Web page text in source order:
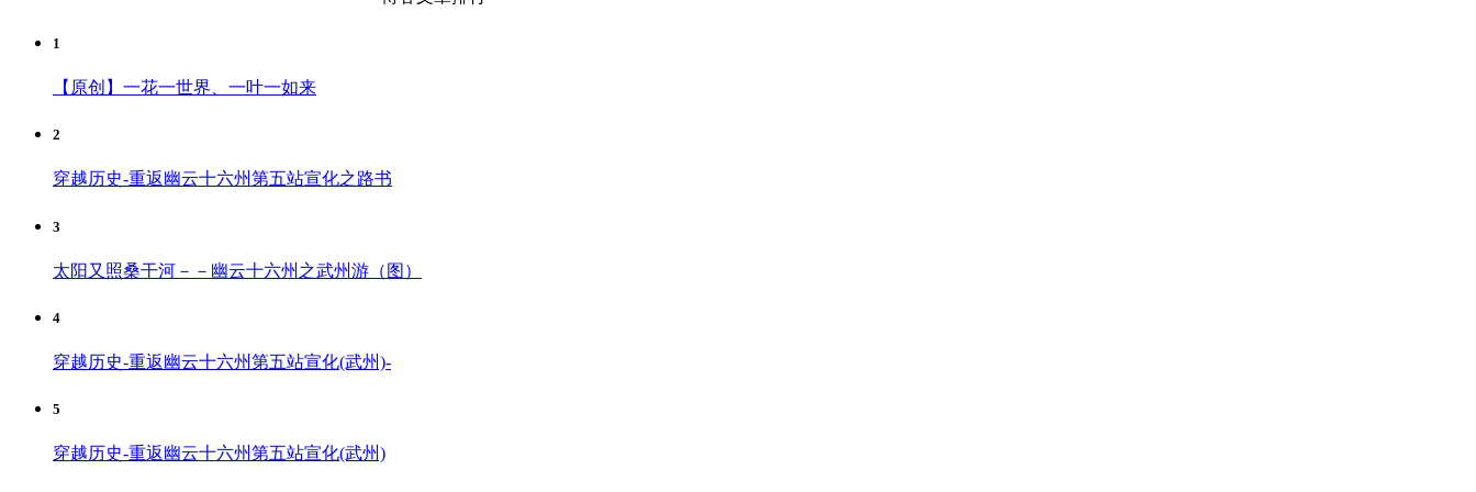
1
【原创】一花一世界、一叶一如来
2
穿越历史-重返幽云十六州第五站宣化之路书
3
太阳又照桑干河－－幽云十六州之武州游（图）
4
穿越历史-重返幽云十六州第五站宣化(武州)-
5
穿越历史-重返幽云十六州第五站宣化(武州)